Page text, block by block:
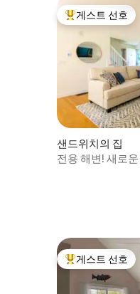
상위 게스트 선호
게스트 선호
샌드위치의 집
전용 해변! 새로
상위 게스트 선호
게스트 선호